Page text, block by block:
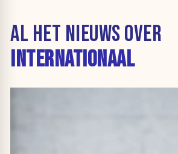
AL HET NIEUWS OVER
INTERNATIONAAL